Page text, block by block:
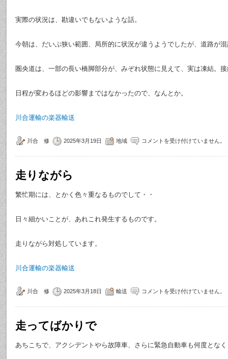
実際の状況は、勘違いでもないような話。
今朝は、だいぶ狭い範囲、局所的に状況が違うようでしたが、道路が
圏央道は、一部の長い橋脚部分が、みぞれ状態に見えて、実は凍結。
日程が変わるほどの影響まではなかったので、なんとか。
川合運輸の楽器輸送
川合 修 2025年3月19日 地域 コメントを受け付けていません。
走りながら
繁忙期には、とかく色々重なるものでして・・
日々細かいことが、あれこれ発生するものです。
走りながら対処しています。
川合運輸の楽器輸送
川合 修 2025年3月18日 輸送 コメントを受け付けていません。
走ってばかりで
あちこちで、アクシデントやら故障車、さらに緊急自動車も何度とな